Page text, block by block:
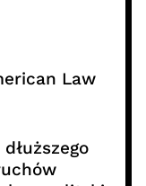
Law